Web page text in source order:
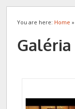
You are here: Home »
Galéria